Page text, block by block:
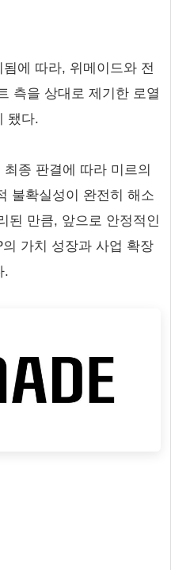
에 따라, 위메이드와 전
측을 상대로 제기한 로열
됐다.
종 판결에 따라 미르의
불확실성이 완전히 해소
된 만큼, 앞으로 안정적인
가치 성장과 사업 확장
.